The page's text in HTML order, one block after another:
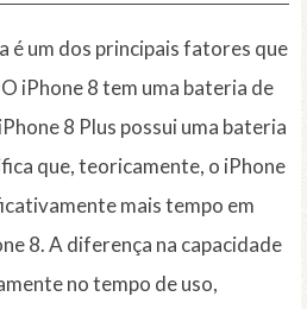
é um dos principais fatores que
iPhone 8 tem uma bateria de
8 Plus possui uma bateria
que, teoricamente, o iPhone
mais tempo em
8. A diferença na capacidade
no tempo de uso,